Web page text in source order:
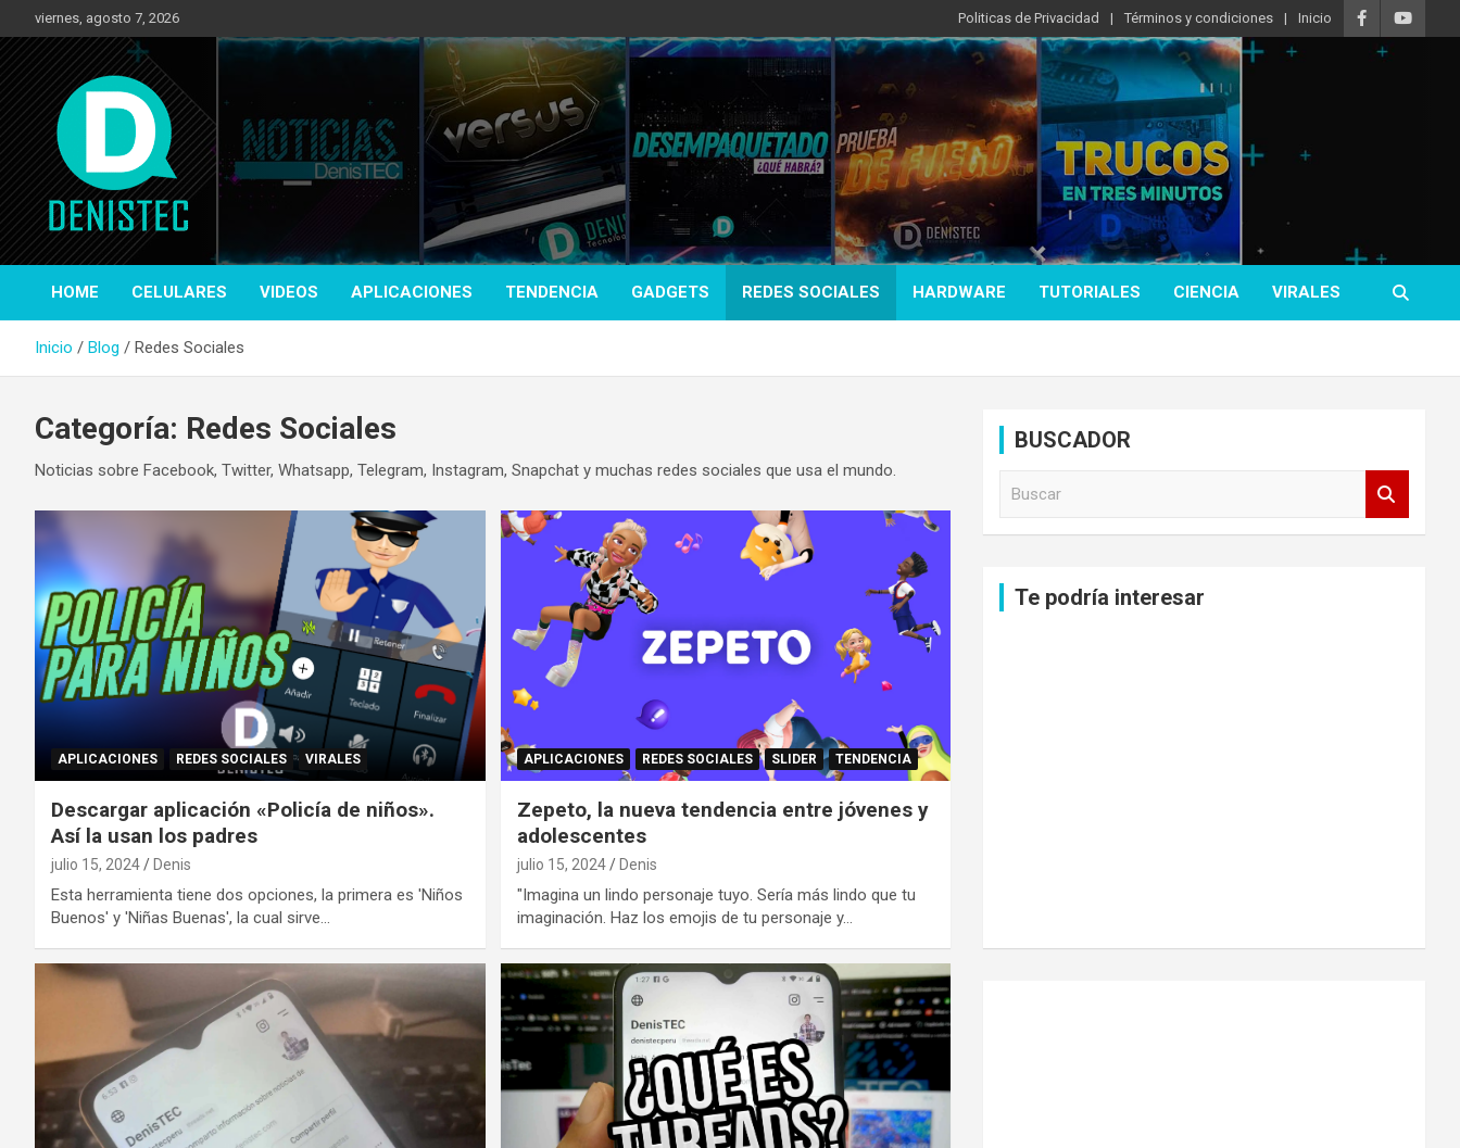
al
contenido
viernes, agosto 7, 2026 Politicas de Privacidad Términos y condiciones Inicio
DenisTec
Tecnología y más!
HOME CELULARES VIDEOS APLICACIONES TENDENCIA GADGETS REDES SOCIALES HARDWARE TUTORIALES CIENCIA VIRALES
Inicio Blog Redes Sociales
Categoría: Redes Sociales
Noticias sobre Facebook, Twitter, Whatsapp, Telegram, Instagram, Snapchat y muchas redes sociales que usa el mundo.
APLICACIONES REDES SOCIALES VIRALES
Descargar aplicación «Policía de niños».
Así la usan los padres
julio 15, 2024 Denis
Esta herramienta tiene dos opciones, la primera es 'Niños
Buenos' y 'Niñas Buenas', la cual sirve…
APLICACIONES REDES SOCIALES SLIDER TENDENCIA
Zepeto, la nueva tendencia entre jóvenes y
adolescentes
julio 15, 2024 Denis
"Imagina un lindo personaje tuyo. Sería más lindo que tu
imaginación. Haz los emojis de tu personaje y…
BUSCADOR
Te podría interesar